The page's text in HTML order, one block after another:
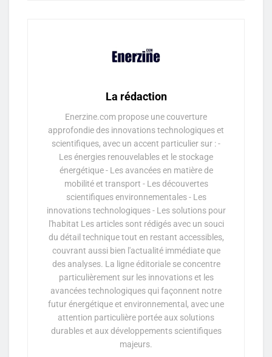
La rédaction
Enerzine.com propose une couverture
approfondie des innovations technologiques et
scientifiques, avec un accent particulier sur : -
Les énergies renouvelables et le stockage
énergétique - Les avancées en matière de
mobilité et transport - Les découvertes
scientifiques environnementales - Les
innovations technologiques - Les solutions pour
l'habitat Les articles sont rédigés avec un souci
du détail technique tout en restant accessibles,
couvrant aussi bien l'actualité immédiate que
des analyses. La ligne éditoriale se concentre
particulièrement sur les innovations et les
avancées technologiques qui façonnent notre
futur énergétique et environnemental, avec une
attention particulière portée aux solutions
durables et aux développements scientifiques
majeurs.